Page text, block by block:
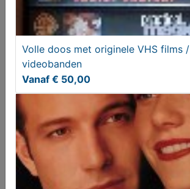
Bounce (2000) VHS
Vanaf € 2,50
Volle doos met originele VHS films /
videobanden
Vanaf € 50,00